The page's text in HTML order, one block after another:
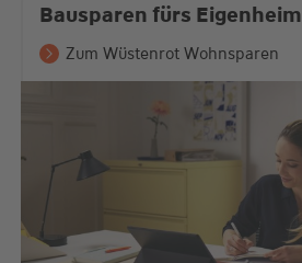
Bausparen fürs Eigenheim
Zum Wüstenrot Wohnsparen